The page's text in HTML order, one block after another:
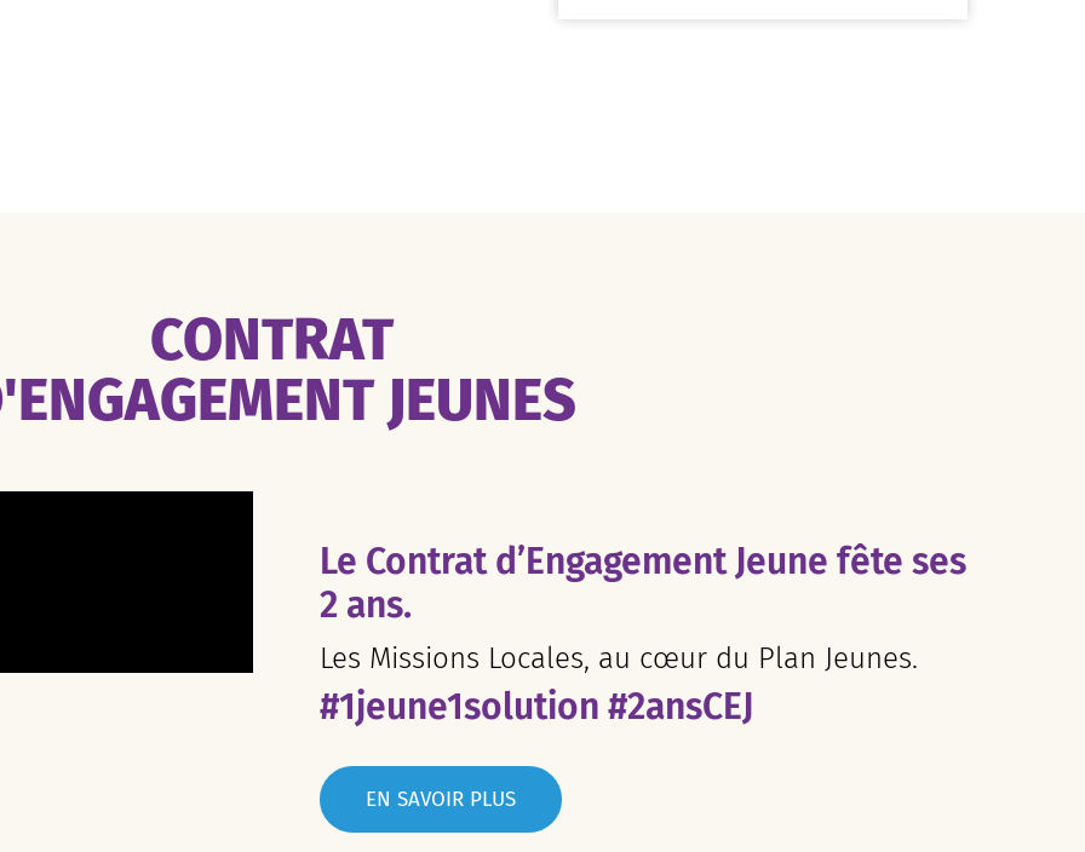
CONTRAT
JEUNES
Le Contrat d’Engagement Jeune fête ses
2 ans.
Les Missions Locales, au cœur du Plan Jeunes.
#1jeune1solution #2ansCEJ
EN SAVOIR PLUS